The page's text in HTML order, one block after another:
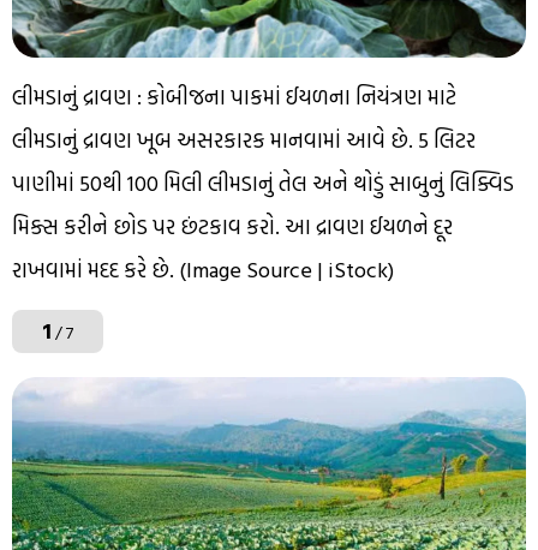
લીમડાનું દ્રાવણ : કોબીજના પાકમાં ઈયળના નિયંત્રણ માટે
લીમડાનું દ્રાવણ ખૂબ અસરકારક માનવામાં આવે છે. 5 લિટર
પાણીમાં 50થી 100 મિલી લીમડાનું તેલ અને થોડું સાબુનું લિક્વિડ
મિક્સ કરીને છોડ પર છંટકાવ કરો. આ દ્રાવણ ઈયળને દૂર
રાખવામાં મદદ કરે છે. (Image Source | iStock)
1/ 7